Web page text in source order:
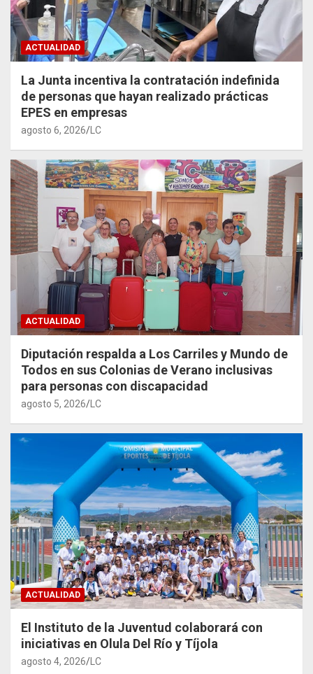
ACTUALIDAD
La Junta incentiva la contratación indefinida
de personas que hayan realizado prácticas
EPES en empresas
agosto 6, 2026 LC
ACTUALIDAD
Diputación respalda a Los Carriles y Mundo de
Todos en sus Colonias de Verano inclusivas
para personas con discapacidad
agosto 5, 2026 LC
ACTUALIDAD
El Instituto de la Juventud colaborará con
iniciativas en Olula Del Río y Tíjola
agosto 4, 2026 LC